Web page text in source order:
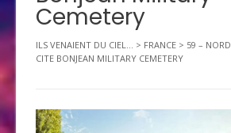
Cemetery
ILS VENAIENT DU CIEL... > FRANCE > 59 – NORD
CITE BONJEAN MILITARY CEMETERY